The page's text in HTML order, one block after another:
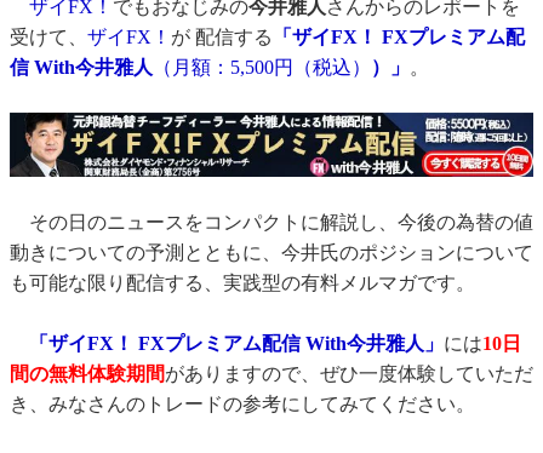
ザイFX！ でもおなじみの今井雅人 さんからのレポートを
受けて、 ザイFX！ が 配信する
「ザイFX！ FXプレミアム配
信 With今井雅人
（月額：5,500円（税込） ）」 。
その日のニュースをコンパクトに解説し、今後の為替の値
動きについての予測とともに、今井氏のポジションについて
も可能な限り配信する、実践型の有料メルマガです。
「ザイFX！ FXプレミアム配信 With今井雅人」 には10日
間の無料体験期間がありますので、ぜひ一度体験していただ
き、みなさんのトレードの参考にしてみてください。